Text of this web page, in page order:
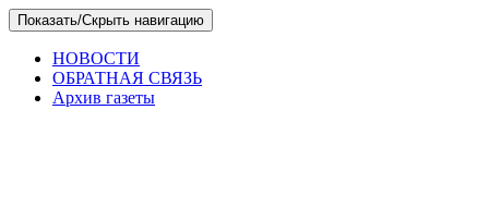
Skip
to
content
Показать/Скрыть навигацию
НОВОСТИ
ОБРАТНАЯ СВЯЗЬ
Архив газеты